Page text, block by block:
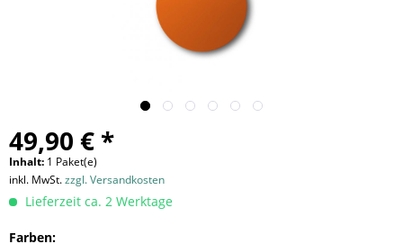
49,90 € *
Inhalt: 1 Paket(e)
inkl. MwSt.zzgl. Versandkosten
Lieferzeit ca. 2 Werktage
Farben: